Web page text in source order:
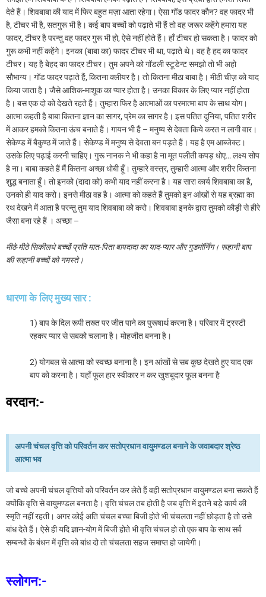
देते हैं। शिवबाबा की याद में फिर बहुत मज़ा आता रहेगा। ऐसा गॉड फादर कौन? वह फादर भी
है, टीचर भी है, सतगुरू भी है। कई बाप बच्चों को पढ़ाते भी हैं तो वह जरूर कहेंगे हमारा यह
फादर, टीचर है परन्तु वह फादर गुरू भी हो, ऐसे नहीं होते हैं। हाँ टीचर हो सकता है। फादर को
गुरू कभी नहीं कहेंगे। इनका (बाबा का) फादर टीचर भी था, पढ़ाते थे। वह है हद का फादर
टीचर। यह है बेहद का फादर टीचर। तुम अपने को गॉडली स्टूडेन्ट समझो तो भी अहो
सौभाग्य। गॉड फादर पढ़ाते हैं, कितना क्लीयर है। तो कितना मीठा बाबा है। मीठी चीज़ को याद
किया जाता है। जैसे आशिक-माशूक का प्यार होता है। उनका विकार के लिए प्यार नहीं होता
है। बस एक दो को देखते रहते हैं। तुम्हारा फिर है आत्माओं का परमात्मा बाप के साथ योग।
आत्मा कहती है बाबा कितना ज्ञान का सागर, प्रेम का सागर है। इस पतित दुनिया, पतित शरीर
में आकर हमको कितना ऊंच बनाते हैं। गायन भी हैं – मनुष्य से देवता किये करत न लागी वार।
सेकेण्ड में बैकुण्ठ में जाते हैं। सेकेण्ड में मनुष्य से देवता बन पड़ते हैं। यह है एम आब्जेक्ट।
उसके लिए पढ़ाई करनी चाहिए। गुरू नानक ने भी कहा है ना मूत पलीती कपड़ धोए… लक्ष्य सोप
है ना। बाबा कहते हैं मैं कितना अच्छा धोबी हूँ। तुम्हारे वस्त्र, तुम्हारी आत्मा और शरीर कितना
शुद्ध बनाता हूँ। तो इनको (दादा को) कभी याद नहीं करना है। यह सारा कार्य शिवबाबा का है,
उनको ही याद करो। इनसे मीठा वह है। आत्मा को कहते हैं तुमको इन आंखों से यह ब्रह्मा का
रथ देखने में आता है परन्तु तुम याद शिवबाबा को करो। शिवबाबा इनके द्वारा तुमको कौड़ी से हीरे
जैसा बना रहे हैं । अच्छा –
मीठे-मीठे सिकीलधे बच्चों प्रति मात-पिता बापदादा का याद-प्यार और गुडमॉर्निंग। रूहानी बाप
की रूहानी बच्चों को नमस्ते।
धारणा के लिए मुख्य सार :
1) बाप के दिल रूपी तख्त पर जीत पाने का पुरूषार्थ करना है। परिवार में ट्रस्टी
रहकर प्यार से सबको चलाना है। मोहजीत बनना है।
2) योगबल से आत्मा को स्वच्छ बनाना है। इन आंखों से सब कुछ देखते हुए याद एक
बाप को करना है। यहाँ फूल हार स्वीकार न कर खुशबूदार फूल बनना है
वरदान:-
अपनी चंचल वृत्ति को परिवर्तन कर सतोप्रधान वायुमण्डल बनाने के जवाबदार श्रेष्ठ
आत्मा भव
जो बच्चे अपनी चंचल वृत्तियों को परिवर्तन कर लेते हैं वही सतोप्रधान वायुमण्डल बना सकते हैं
क्योंकि वृत्ति से वायुमण्डल बनता है। वृत्ति चंचल तब होती है जब वृत्ति में इतने बड़े कार्य की
स्मृति नहीं रहती। अगर कोई अति चंचल बच्चा बिजी होते भी चंचलता नहीं छोड़ता है तो उसे
बांध देते हैं। ऐसे ही यदि ज्ञान-योग में बिजी होते भी वृत्ति चंचल हो तो एक बाप के साथ सर्व
सम्बन्धों के बंधन में वृत्ति को बांध दो तो चंचलता सहज समाप्त हो जायेगी।
स्लोगन:-